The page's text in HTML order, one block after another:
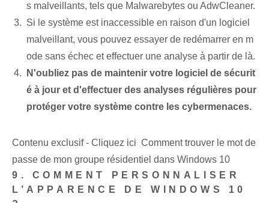
s malveillants, tels que Malwarebytes ou AdwCleaner.
Si le système est inaccessible en raison d'un logiciel
malveillant, vous pouvez essayer de redémarrer en m
ode sans échec et effectuer une analyse à partir de là.
N'oubliez pas⁢ de maintenir votre logiciel de sécurit
é à jour⁣ et d'effectuer des analyses régulières pour
protéger votre système contre les ⁤cybermenaces.
Contenu exclusif - Cliquez ici Comment trouver le mot de
passe de mon groupe résidentiel dans Windows 10
9. COMMENT PERSONNALISER
L’APPARENCE DE WINDOWS 10